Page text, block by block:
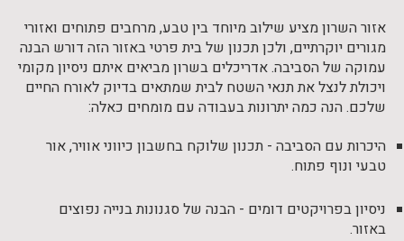
אזור השרון מציע שילוב מיוחד בין טבע, מרחבים פתוחים ואזורי
מגורים יוקרתיים, ולכן תכנון של בית פרטי באזור הזה דורש הבנה
עמוקה של הסביבה. אדריכלים בשרון מביאים איתם ניסיון מקומי
ויכולת לנצל את תנאי השטח לבית שמתאים בדיוק לאורח החיים
שלכם. הנה כמה יתרונות בעבודה עם מומחים כאלה:
היכרות עם הסביבה - תכנון שלוקח בחשבון כיווני אוויר, אור
טבעי ונוף פתוח.
ניסיון בפרויקטים דומים - הבנה של סגנונות בנייה נפוצים
באזור.